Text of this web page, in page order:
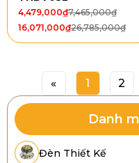
Danh
Đèn Thiết Kế
7,465,000₫
4,479,000₫
26,785,000₫
16,071,000₫
« 1 2